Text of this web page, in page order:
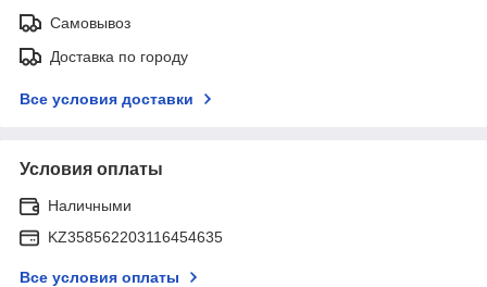
Самовывоз
Доставка по городу
Все условия доставки
Условия оплаты
Наличными
KZ358562203116454635
Все условия оплаты